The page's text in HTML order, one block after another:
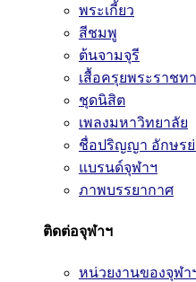
พระเกี้ยว
สีชมพู
ต้นจามจุรี
เสื้อครุยพระราชท
ชุดนิสิต
เพลงมหาวิทยาลัย
ชื่อปริญญา อักษร
แบรนด์จุฬาฯ
ภาพบรรยากาศ
ติดต่อจุฬาฯ
หน่วยงานของจุฬา